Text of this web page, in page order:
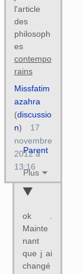
l'article
des
philosoph
es
contempo
rains
Parent
Plus
Missfatim
azahra
(discussio
n)
17
novembre
2012 à
13:16
ok .
Mainte
nant
que j ai
changé